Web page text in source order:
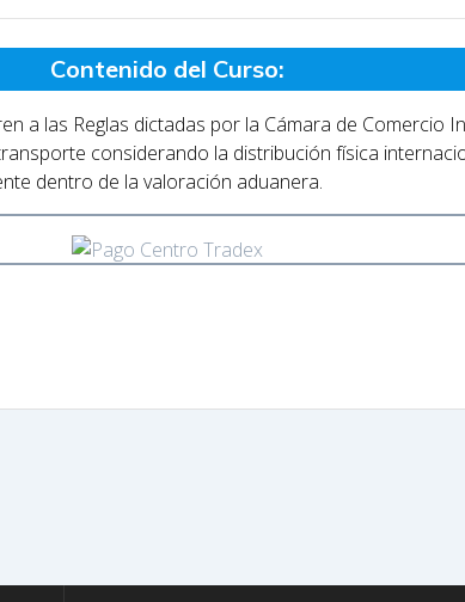
Contenido del Curso:
a las Reglas dictadas por la Cámara de Comercio
considerando la distribución física
dentro de la valoración aduanera.